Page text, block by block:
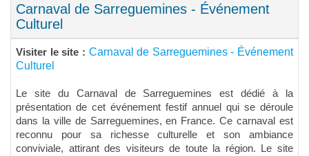
Carnaval de Sarreguemines - Événement
Culturel
Visiter le site : Carnaval de Sarreguemines - Événement
Culturel
Le site du Carnaval de Sarreguemines est dédié à la
présentation de cet événement festif annuel qui se déroule
dans la ville de Sarreguemines, en France. Ce carnaval est
reconnu pour sa richesse culturelle et son ambiance
conviviale, attirant des visiteurs de toute la région. Le site